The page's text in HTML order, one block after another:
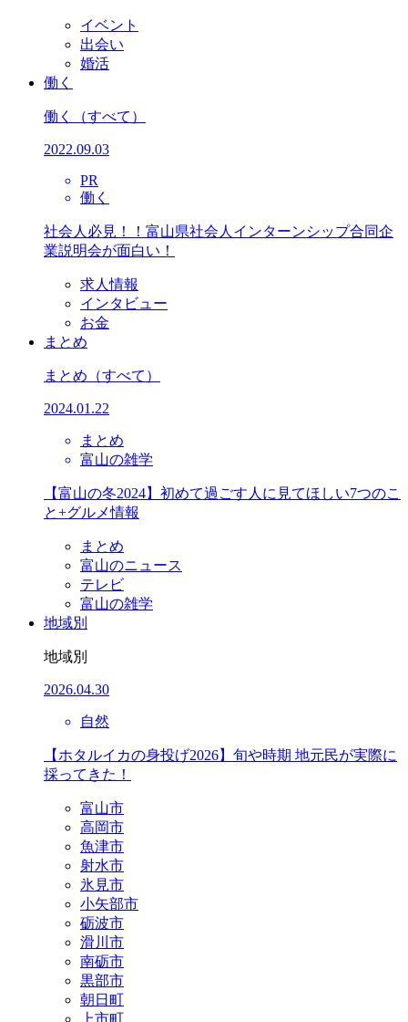
イベント
出会い
婚活
働く
働く （すべて）
2022.09.03
PR
働く
社会人必見！！富山県社会人インターンシップ合同企
業説明会が面白い！
求人情報
インタビュー
お金
まとめ
まとめ （すべて）
2024.01.22
まとめ
富山の雑学
【富山の冬2024】初めて過ごす人に見てほしい7つのこ
と+グルメ情報
まとめ
富山のニュース
テレビ
富山の雑学
地域別
地域別
2026.04.30
自然
【ホタルイカの身投げ2026】旬や時期 地元民が実際に
採ってきた！
富山市
高岡市
魚津市
射水市
氷見市
小矢部市
砺波市
滑川市
南砺市
黒部市
朝日町
上市町